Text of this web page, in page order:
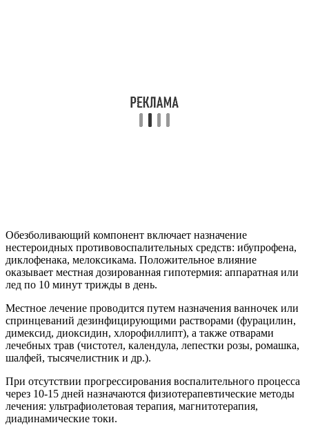
Обезболивающий компонент включает назначение
нестероидных противовоспалительных средств: ибупрофена,
диклофенака, мелоксикама. Положительное влияние
оказывает местная дозированная гипотермия: аппаратная или
лед по 10 минут трижды в день.
Местное лечение проводится путем назначения ванночек или
спринцеваний дезинфицирующими растворами (фурацилин,
димексид, диоксидин, хлорофиллипт), а также отварами
лечебных трав (чистотел, календула, лепестки розы, ромашка,
шалфей, тысячелистник и др.).
При отсутствии прогрессирования воспалительного процесса
через 10-15 дней назначаются физиотерапевтические методы
лечения: ультрафиолетовая терапия, магнитотерапия,
диадинамические токи.